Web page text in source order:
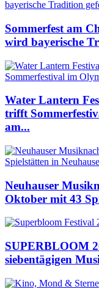
Sommerfest am
wird bayerische
Water Lantern
trifft
am...
Neuhauser
Oktober mit 43
SUPERBLOOM
siebentägigen